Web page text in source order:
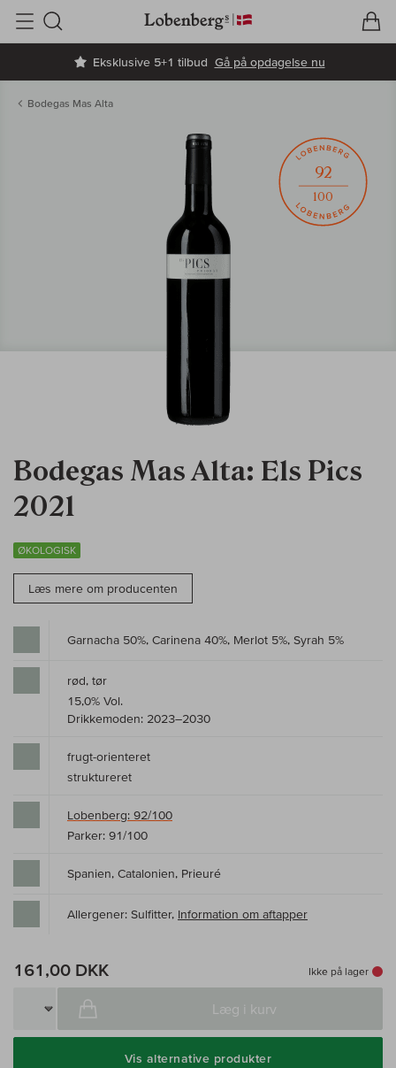
Eksklusive 5+1 tilbud Gå på opdagelse nu
Søg
Bodegas Mas Alta
Bodegas Mas Alta: Els Pics
2021
ØKOLOGISK
Læs mere om producenten
92
100
Garnacha 50%, Carinena 40%, Merlot 5%, Syrah 5%
rød, tør
15,0% Vol.
Drikkemoden: 2023–2030
frugt-orienteret
struktureret
Lobenberg: 92/100
Parker: 91/100
Spanien, Catalonien, Prieuré
Allergener: Sulfitter, Information om aftapper
161,00 DKK Ikke på lager
Læg i kurv
Vis alternative produkter